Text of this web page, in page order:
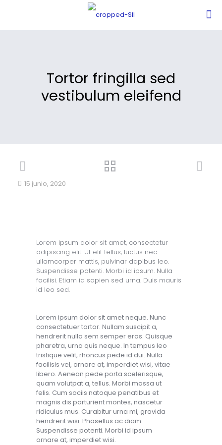
Tortor fringilla sed
vestibulum eleifend
15 junio, 2020
Lorem ipsum dolor sit amet, consectetur
adipiscing elit. Ut elit tellus, luctus nec
ullamcorper mattis, pulvinar dapibus leo.
Suspendisse potenti. Morbi id ipsum. Nulla
facilisi. Etiam id sapien sed urna. Duis mauris
id leo sed.
Lorem ipsum dolor sit amet neque. Nunc
consectetuer tortor. Nullam suscipit a,
hendrerit nulla sem semper eros. Quisque
pharetra, urna quis neque. In tempus leo
tristique velit, rhoncus pede id dui. Nulla
facilisis vel, ornare at, imperdiet wisi, vitae
libero. Aenean pede porta scelerisque,
quam volutpat a, tellus. Morbi massa ut
felis. Cum sociis natoque penatibus et
magnis dis parturient montes, nascetur
ridiculus mus. Curabitur urna mi, gravida
hendrerit wisi. Phasellus ac diam.
Suspendisse potenti. Morbi id ipsum
ornare at, imperdiet wisi.